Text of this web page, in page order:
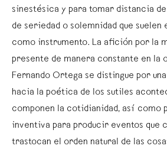
sinestésica y para tomar distancia
de seriedad o solemnidad que suelen
como instrumento. La afición por la
presente de manera constante en la
Fernando Ortega se distingue por
hacia la poética de los sutiles
componen la cotidianidad, así como
inventiva para producir eventos que
trastocan el orden natural de las